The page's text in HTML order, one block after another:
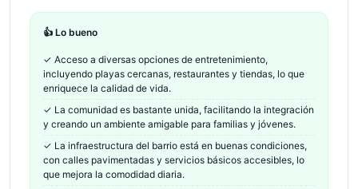
👍 Lo bueno
✓ Acceso a diversas opciones de entretenimiento,
incluyendo playas cercanas, restaurantes y tiendas, lo que
enriquece la calidad de vida.
✓ La comunidad es bastante unida, facilitando la integración
y creando un ambiente amigable para familias y jóvenes.
✓ La infraestructura del barrio está en buenas condiciones,
con calles pavimentadas y servicios básicos accesibles, lo
que mejora la comodidad diaria.